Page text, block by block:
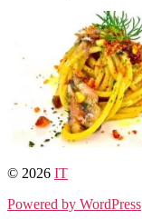
© 2026 IT
Powered by WordPress